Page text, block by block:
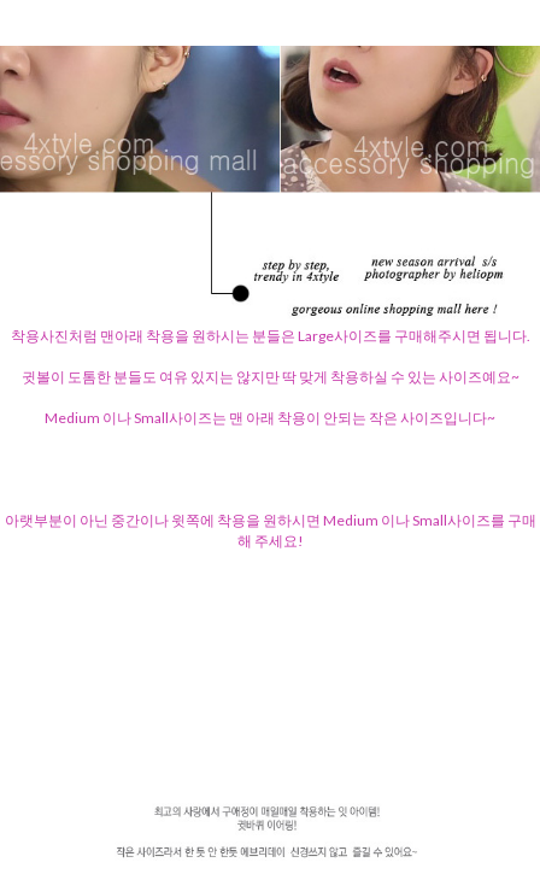
착용사진처럼 맨아래 착용을 원하시는 분들은 Large사이즈를 구매해주시면 됩니다.
귓볼이 도톰한 분들도 여유 있지는 않지만 딱 맞게 착용하실 수 있는 사이즈예요~
Medium 이나 Small사이즈는 맨 아래 착용이 안되는 작은 사이즈입니다~
아랫부분이 아닌 중간이나 윗쪽에 착용을 원하시면 Medium 이나 Small사이즈를 구매
해 주세요!